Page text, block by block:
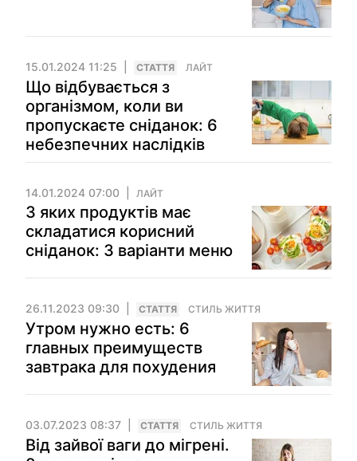
15.01.2024 11:25 СТАТТЯ ЛАЙТ
Що відбувається з
організмом, коли ви
пропускаєте сніданок: 6
небезпечних наслідків
14.01.2024 07:00 ЛАЙТ
З яких продуктів має
складатися корисний
сніданок: 3 варіанти меню
26.11.2023 09:30 СТАТТЯ СТИЛЬ ЖИТТЯ
Утром нужно есть: 6
главных преимуществ
завтрака для похудения
03.07.2023 08:37 СТАТТЯ СТИЛЬ ЖИТТЯ
Від зайвої ваги до мігрені.